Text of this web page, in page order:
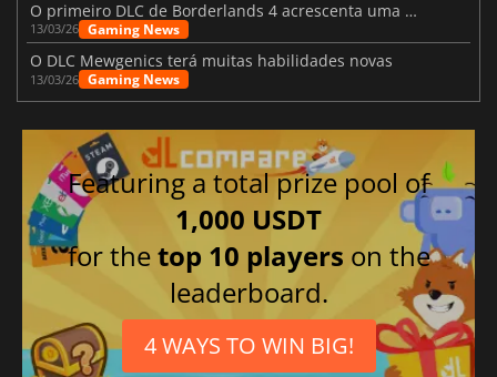
O primeiro DLC de Borderlands 4 acrescenta uma nova personagem e muito mais
13/03/26 Gaming News
O DLC Mewgenics terá muitas habilidades novas
13/03/26 Gaming News
Featuring a total prize pool of
1,000 USDT
for thetop 10 players on the
leaderboard.
4 WAYS TO WIN BIG!